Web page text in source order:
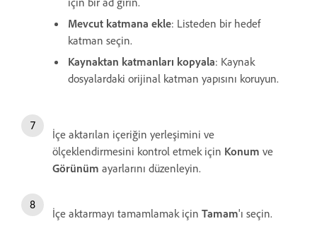
Mevcut katmana ekle: Listeden bir hedef
katman seçin.
Kaynaktan katmanları kopyala: Kaynak
dosyalardaki orijinal katman yapısını koruyun.
İçe aktarılan içeriğin yerleşimini ve
ölçeklendirmesini kontrol etmek için Konum ve
Görünüm ayarlarını düzenleyin.
İçe aktarmayı tamamlamak için Tamam'ı seçin.